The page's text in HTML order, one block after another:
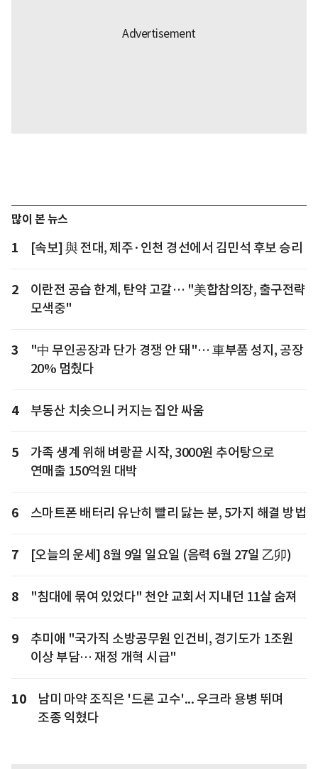
많이 본 뉴스
1 [속보] 與 전대, 제주·인천 경선에서 김민석 후보 승리
2
이란전 공습 한계, 탄약 고갈… "美합참의장, 출구전략
모색중"
3
"中 무인공장과 단가 경쟁 안 돼"… 車부품 성지, 공장
20% 멈췄다
4 부동산 치솟으니 커지는 집안 싸움
5
가족 생계 위해 벼랑끝 시작, 3000원 추어탕으로
연매출 150억원 대박
6 스마트폰 배터리 유난히 빨리 닳는 분, 5가지 해결 방법
7 [오늘의 운세] 8월 9일 일요일 (음력 6월 27일 乙卯)
8 "침대에 묶여 있었다" 천안 교회서 지내던 11살 숨져
9
추미애 "국가직 소방공무원 인건비, 경기도가 1조원
이상 부담… 재정 개혁 시급"
10
남미 마약 조직은 '드론 고수'... 우크라 용병 뛰며
조종 익혔다